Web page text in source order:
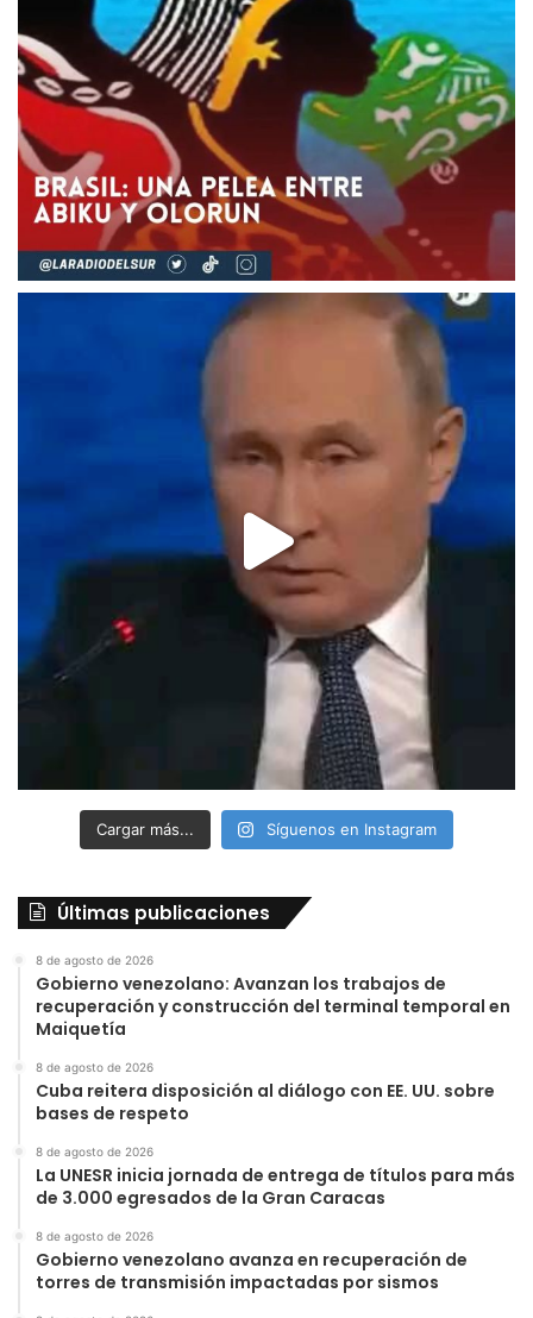
Cargar más... Síguenos en Instagram
Últimas publicaciones
8 de agosto de 2026
Gobierno venezolano: Avanzan los trabajos de
recuperación y construcción del terminal temporal en
Maiquetía
8 de agosto de 2026
Cuba reitera disposición al diálogo con EE. UU. sobre
bases de respeto
8 de agosto de 2026
La UNESR inicia jornada de entrega de títulos para más
de 3.000 egresados de la Gran Caracas
8 de agosto de 2026
Gobierno venezolano avanza en recuperación de
torres de transmisión impactadas por sismos